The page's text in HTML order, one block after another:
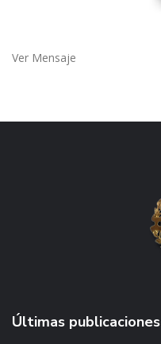
Ver Mensaje
Últimas publicaciones